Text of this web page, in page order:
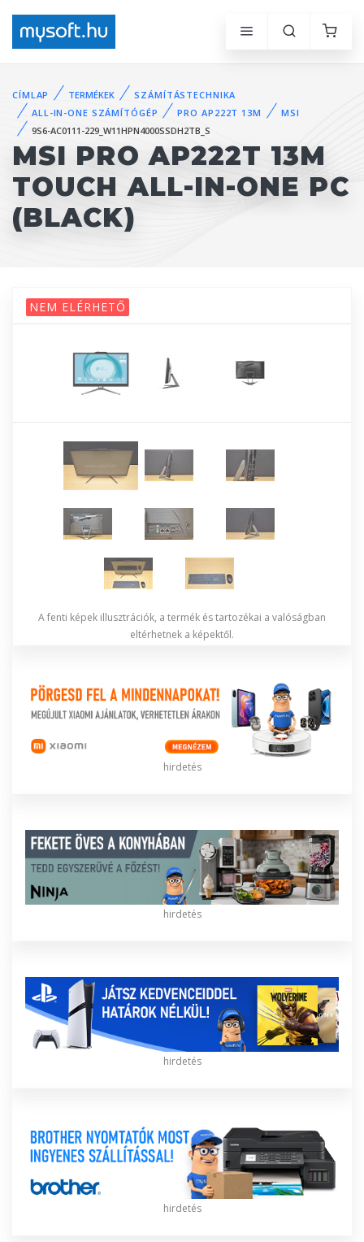
CÍMLAP TERMÉKEK
SZÁMÍTÁSTECHNIKA
ALL-IN-ONE SZÁMÍTÓGÉP
PRO AP222T 13M
MSI
9S6-AC0111-229_W11HPN4000SSDH2TB_S
MSI PRO AP222T 13M
TOUCH ALL-IN-ONE PC
(BLACK)
NEM ELÉRHETŐ
A fenti képek illusztrációk, a termék és tartozékai a valóságban
eltérhetnek a képektől.
hirdetés
hirdetés
hirdetés
hirdetés